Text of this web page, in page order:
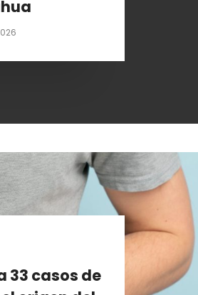
33 casos de